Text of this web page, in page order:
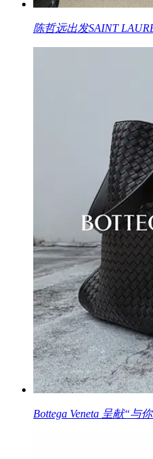
陈哲远出发SAINT
Bottega Veneta 呈献“与